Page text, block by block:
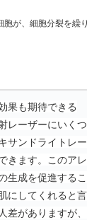
が、細胞分裂を繰
果も期待できる
レーザーにいく
サンドライトレ
きます。このア
生成を促進する
にしてくれると言
差がありますが